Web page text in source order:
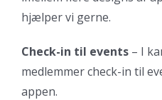
hjælper vi gerne.
Check-in til events – I
medlemmer check-in til
appen.